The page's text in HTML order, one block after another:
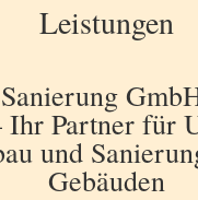
Leistungen
Ihr Partner für
und
Gebäuden